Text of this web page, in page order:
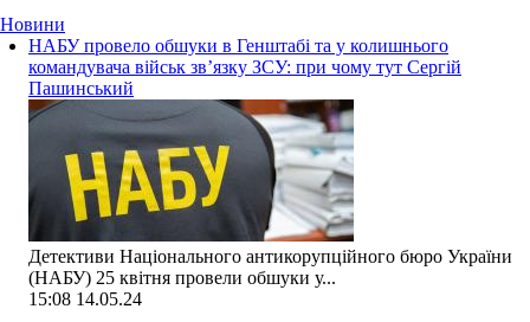
Новини
НАБУ провело обшуки в Генштабі та у колишнього
командувача військ зв’язку ЗСУ: при чому тут Сергій
Пашинський
Детективи Національного антикорупційного бюро України
(НАБУ) 25 квітня провели обшуки у...
15:08 14.05.24